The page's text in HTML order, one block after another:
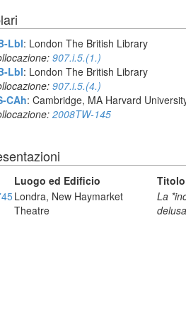
Lbl: London The British Library
907.i.5.(1.)
Lbl: London The British Library
907.i.5.(4.)
CAh: Cambridge, MA Harvard
2008TW-145
Luogo ed Edificio
Titolo
Londra, New Haymarket
Theatre
La
delusa